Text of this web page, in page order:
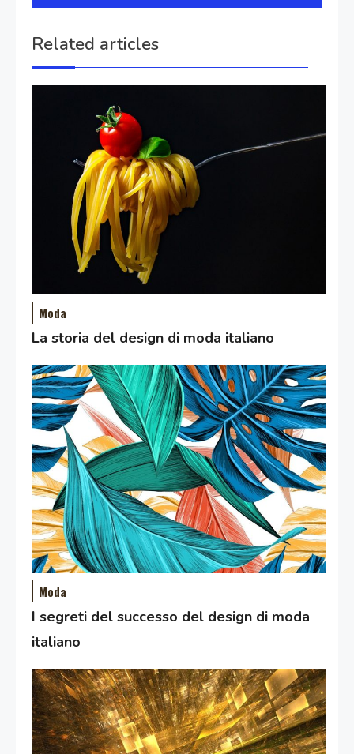
Related articles
Moda
La storia del design di moda italiano
Moda
I segreti del successo del design di moda
italiano